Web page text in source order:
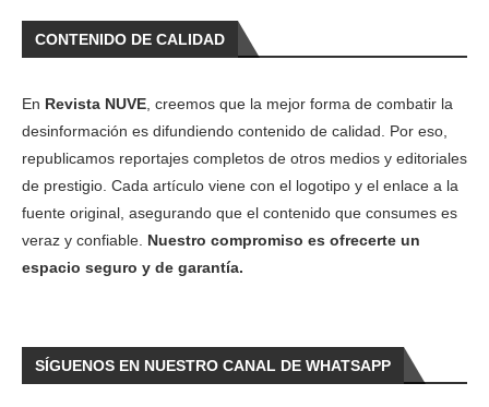
CONTENIDO DE CALIDAD
En Revista NUVE , creemos que la mejor forma de combatir la
desinformación es difundiendo contenido de calidad. Por eso,
republicamos reportajes completos de otros medios y editoriales
de prestigio. Cada artículo viene con el logotipo y el enlace a la
fuente original, asegurando que el contenido que consumes es
veraz y confiable. Nuestro compromiso es ofrecerte un
espacio seguro y de garantía.
SÍGUENOS EN NUESTRO CANAL DE WHATSAPP